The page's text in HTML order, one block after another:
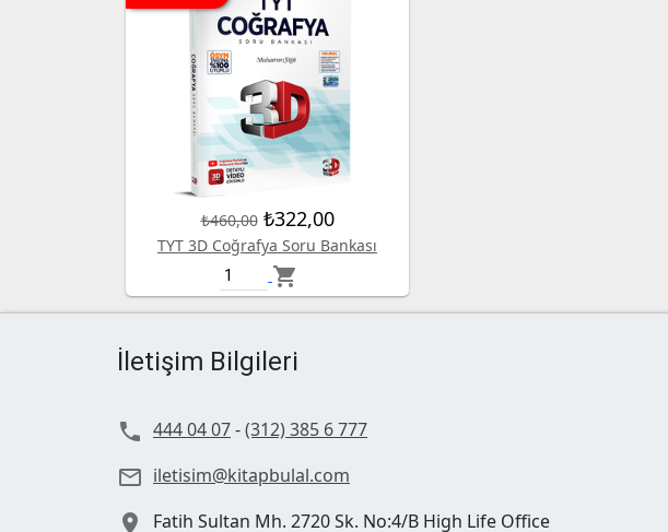
₺460,00₺322,00
TYT 3D Coğrafya Soru Bankası
shopping_cart
İletişim Bilgileri
 444 04 07-(312) 385 6 777
 iletisim@kitapbulal.com
 Fatih Sultan Mh. 2720 Sk. No:4/B High Life Office